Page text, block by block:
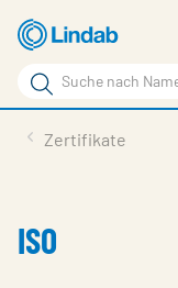
Zum
Hauptinhalt
Suchbegriff
Seite
durchsuchen
Zertifikate
ISO